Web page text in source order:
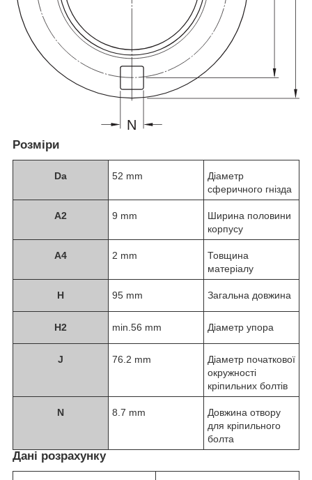
Розміри
Da 52 mm
Діаметр
сферичного гнізда
A2 9 mm
Ширина половини
корпусу
A4 2 mm
Товщина
матеріалу
H 95 mm Загальна довжина
H2 min.56 mm Діаметр упора
J 76.2 mm
Діаметр початкової
окружності
кріпильних болтів
N 8.7 mm
Довжина отвору
для кріпильного
болта
Дані розрахунку